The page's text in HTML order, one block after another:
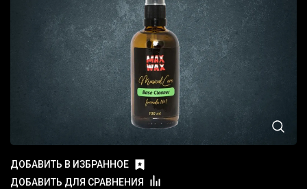
ДОБАВИТЬ В ИЗБРАННОЕ
ДОБАВИТЬ ДЛЯ СРАВНЕНИЯ